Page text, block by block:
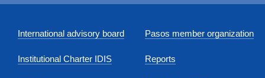
International advisory board
Institutional Charter IDIS
Pasos member organization
Reports